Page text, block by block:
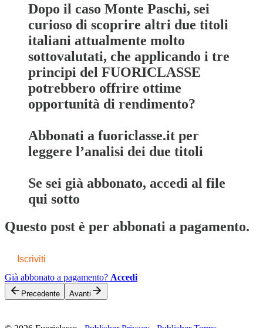
Dopo il caso Monte Paschi, sei
curioso di scoprire altri due titoli
italiani attualmente molto
sottovalutati, che applicando i tre
principi del FUORICLASSE
potrebbero offrire ottime
opportunità di rendimento?
Abbonati a fuoriclasse.it per
leggere l’analisi dei due titoli
Se sei già abbonato, accedi al file
qui sotto
Questo post è per abbonati a pagamento.
Iscriviti
Già abbonato a pagamento? Accedi
Precedente Avanti